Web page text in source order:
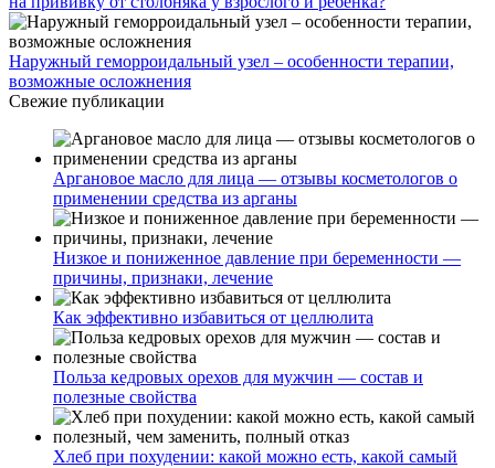
Наружный геморроидальный узел – особенности терапии,
возможные осложнения
Свежие публикации
Аргановое масло для лица — отзывы косметологов о
применении средства из арганы
Низкое и пониженное давление при беременности —
причины, признаки, лечение
Как эффективно избавиться от целлюлита
Польза кедровых орехов для мужчин — состав и
полезные свойства
Хлеб при похудении: какой можно есть, какой самый